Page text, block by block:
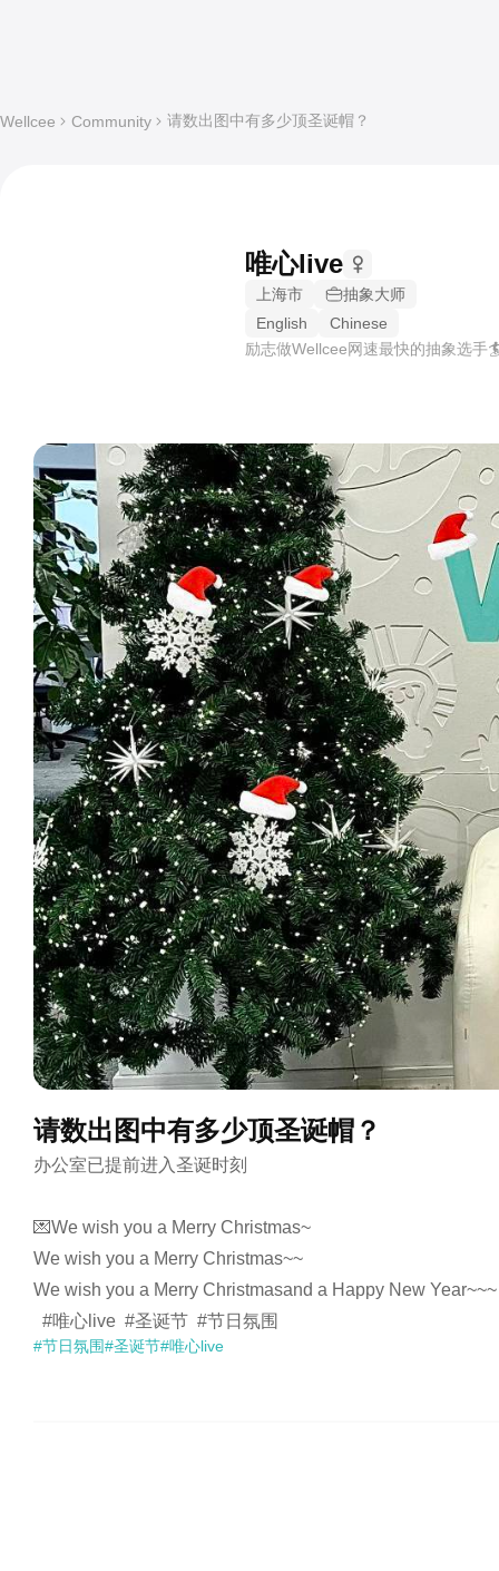
Wellcee Community 请数出图中有多少顶圣诞帽？
唯心live
上海市
抽象大师
English
Chinese
励志做Wellcee网速最快的抽象选手
请数出图中有多少顶圣诞帽？
办公室已提前进入圣诞时刻
💌We wish you a Merry Christmas~
We wish you a Merry Christmas~~
We wish you a Merry Christmasand a Happy New Year~~~
  #唯心live  #圣诞节  #节日氛围
#节日氛围#圣诞节#唯心live